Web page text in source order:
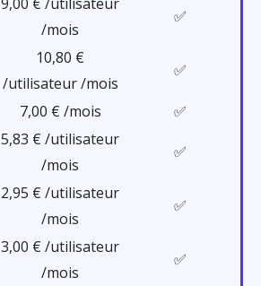
/mois
✅
10,80 €
/utilisateur /mois
✅
7,00 € /mois ✅
5,83 € /utilisateur
/mois
✅
2,95 € /utilisateur
/mois
✅
3,00 € /utilisateur
/mois
✅